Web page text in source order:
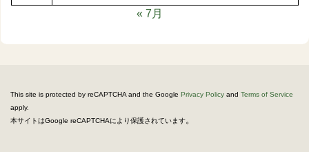
« 7月
This site is protected by reCAPTCHA and the Google Privacy Policy and Terms of Service
apply.
本サイトはGoogle reCAPTCHAにより保護されています。